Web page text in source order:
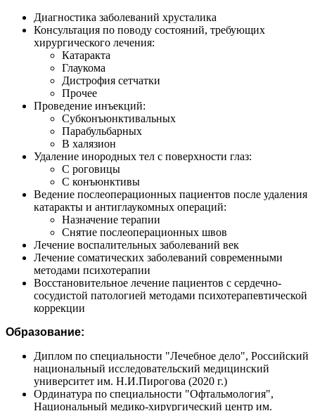
Диагностика заболеваний хрусталика
Консультация по поводу состояний, требующих
хирургического лечения:
Катаракта
Глаукома
Дистрофия сетчатки
Прочее
Проведение инъекций:
Субконъюнктивальных
Парабульбарных
В халязион
Удаление инородных тел с поверхности глаз:
С роговицы
С конъюнктивы
Ведение послеоперационных пациентов после удаления
катаракты и антиглаукомных операций:
Назначение терапии
Снятие послеоперационных швов
Лечение воспалительных заболеваний век
Лечение соматических заболеваний современными
методами психотерапии
Восстановительное лечение пациентов с сердечно-
сосудистой патологией методами психотерапевтической
коррекции
Образование:
Диплом по специальности "Лечебное дело", Российский
национальный исследовательский медицинский
университет им. Н.И.Пирогова (2020 г.)
Ординатура по специальности "Офтальмология",
Национальный медико-хирургический центр им.